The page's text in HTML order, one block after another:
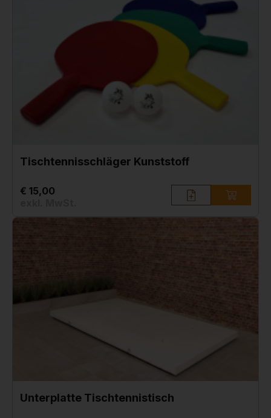
Tischtennisschläger Kunststoff
€ 15,00
Unterplatte Tischtennistisch